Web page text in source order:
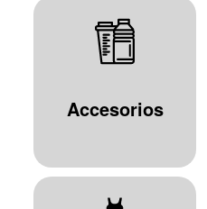
Accesorios